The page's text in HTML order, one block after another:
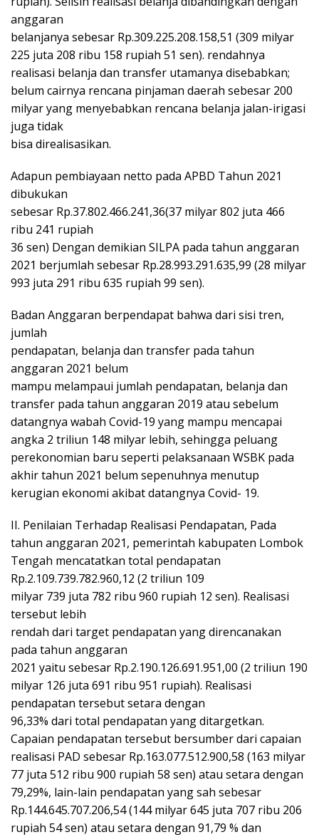
anggaran
belanjanya sebesar Rp.309.225.208.158,51 (309 milyar
225 juta 208 ribu 158 rupiah 51 sen). rendahnya
realisasi belanja dan transfer utamanya disebabkan;
belum cairnya rencana pinjaman daerah sebesar 200
milyar yang menyebabkan rencana belanja jalan-irigasi
juga tidak
bisa direalisasikan.
Adapun pembiayaan netto pada APBD Tahun 2021
dibukukan
sebesar Rp.37.802.466.241,36(37 milyar 802 juta 466
ribu 241 rupiah
36 sen) Dengan demikian SILPA pada tahun anggaran
2021 berjumlah sebesar Rp.28.993.291.635,99 (28 milyar
993 juta 291 ribu 635 rupiah 99 sen).
Badan Anggaran berpendapat bahwa dari sisi tren,
jumlah
pendapatan, belanja dan transfer pada tahun
anggaran 2021 belum
mampu melampaui jumlah pendapatan, belanja dan
transfer pada tahun anggaran 2019 atau sebelum
datangnya wabah Covid-19 yang mampu mencapai
angka 2 triliun 148 milyar lebih, sehingga peluang
perekonomian baru seperti pelaksanaan WSBK pada
akhir tahun 2021 belum sepenuhnya menutup
kerugian ekonomi akibat datangnya Covid- 19.
II. Penilaian Terhadap Realisasi Pendapatan, Pada
tahun anggaran 2021, pemerintah kabupaten Lombok
Tengah mencatatkan total pendapatan
Rp.2.109.739.782.960,12 (2 triliun 109
milyar 739 juta 782 ribu 960 rupiah 12 sen). Realisasi
tersebut lebih
rendah dari target pendapatan yang direncanakan
pada tahun anggaran
2021 yaitu sebesar Rp.2.190.126.691.951,00 (2 triliun 190
milyar 126 juta 691 ribu 951 rupiah). Realisasi
pendapatan tersebut setara dengan
96,33% dari total pendapatan yang ditargetkan.
Capaian pendapatan tersebut bersumber dari capaian
realisasi PAD sebesar Rp.163.077.512.900,58 (163 milyar
77 juta 512 ribu 900 rupiah 58 sen) atau setara dengan
79,29%, lain-lain pendapatan yang sah sebesar
Rp.144.645.707.206,54 (144 milyar 645 juta 707 ribu 206
rupiah 54 sen) atau setara dengan 91,79 % dan